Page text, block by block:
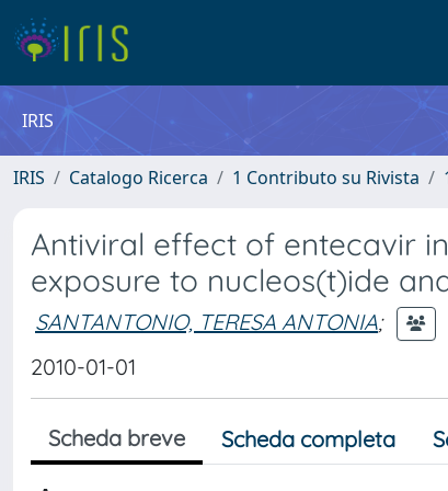
IRIS
IRIS Catalogo Ricerca 1 Contributo su Rivista
Antiviral effect of entecavir
exposure to nucleos(t)ide
SANTANTONIO, TERESA ANTONIA;
2010-01-01
Scheda breve Scheda completa